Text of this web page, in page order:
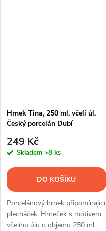
Hrnek Tina, 250 ml, včelí úl,
Český porcelán Dubí
249 Kč
Skladem >8 ks
DO KOŠÍKU
Porcelánový hrnek připomínající
plecháček. Hrneček s motivem
včelího úlu o objemu 250 ml.